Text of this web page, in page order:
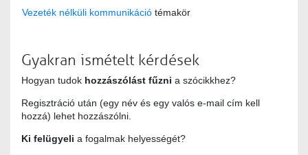
Vezeték nélküli kommunikáció témakör
Gyakran ismételt kérdések
Hogyan tudok hozzászólást fűzni a szócikkhez?
Regisztráció után (egy név és egy valós e-mail cím kell
hozzá) lehet hozzászólni.
Ki felügyeli a fogalmak helyességét?